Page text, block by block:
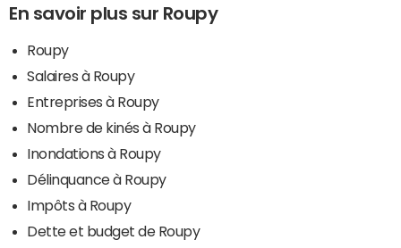
En savoir plus sur Roupy
Roupy
Salaires à Roupy
Entreprises à Roupy
Nombre de kinés à Roupy
Inondations à Roupy
Délinquance à Roupy
Impôts à Roupy
Dette et budget de Roupy